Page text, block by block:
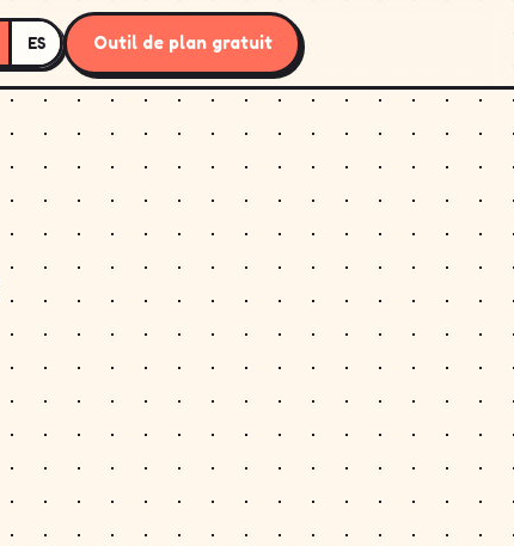
ES Outil de plan gratuit